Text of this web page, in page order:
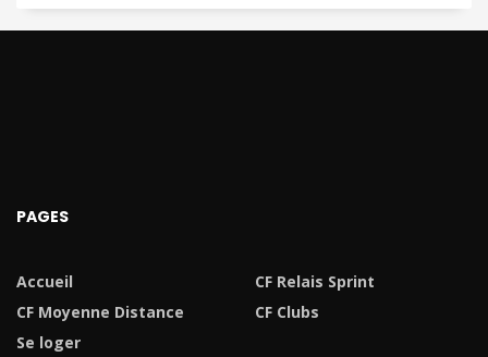
PAGES
Accueil
CF Relais Sprint
CF Moyenne Distance
CF Clubs
Se loger